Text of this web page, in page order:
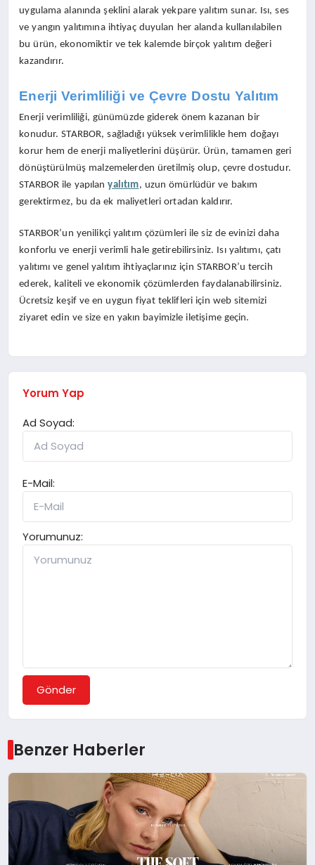
uygulama alanında şeklini alarak yekpare yalıtım sunar. Isı, ses
ve yangın yalıtımına ihtiyaç duyulan her alanda kullanılabilen
bu ürün, ekonomiktir ve tek kalemde birçok yalıtım değeri
kazandırır.
Enerji Verimliliği ve Çevre Dostu Yalıtım
Enerji verimliliği, günümüzde giderek önem kazanan bir
konudur. STARBOR, sağladığı yüksek verimlilikle hem doğayı
korur hem de enerji maliyetlerini düşürür. Ürün, tamamen geri
dönüştürülmüş malzemelerden üretilmiş olup, çevre dostudur.
STARBOR ile yapılan yalıtım, uzun ömürlüdür ve bakım
gerektirmez, bu da ek maliyetleri ortadan kaldırır.
STARBOR’un yenilikçi yalıtım çözümleri ile siz de evinizi daha
konforlu ve enerji verimli hale getirebilirsiniz. Isı yalıtımı, çatı
yalıtımı ve genel yalıtım ihtiyaçlarınız için STARBOR’u tercih
ederek, kaliteli ve ekonomik çözümlerden faydalanabilirsiniz.
Ücretsiz keşif ve en uygun fiyat teklifleri için web sitemizi
ziyaret edin ve size en yakın bayimizle iletişime geçin.
Yorum Yap
Ad Soyad:
E-Mail:
Yorumunuz:
Gönder
Benzer Haberler